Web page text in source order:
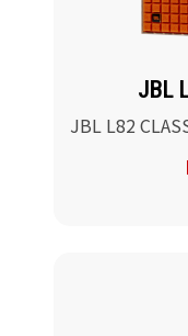
JBL
JBL L82